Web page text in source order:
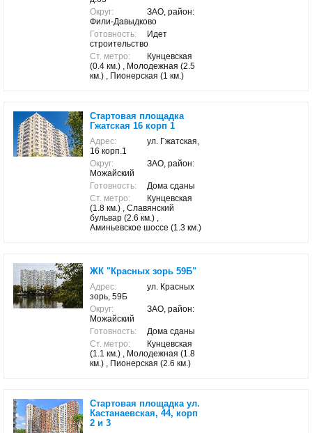
Округ:
ЗАО, район:
Фили-Давыдково
Готовность:
Идет
строительство
Ст. метро:
Кунцевская
(0.4 км.) , Молодежная (2.5
км.) , Пионерская (1 км.)
Стартовая площадка
Гжатская 16 корп 1
Адрес:
ул. Гжатская,
16 корп.1
Округ:
ЗАО, район:
Можайский
Готовность:
Дома сданы
Ст. метро:
Кунцевская
(1.8 км.) , Славянский
бульвар (2.6 км.) ,
Аминьевское шоссе (1.3 км.)
ЖК "Красных зорь 59Б"
Адрес:
ул. Красных
зорь, 59Б
Округ:
ЗАО, район:
Можайский
Готовность:
Дома сданы
Ст. метро:
Кунцевская
(1.1 км.) , Молодежная (1.8
км.) , Пионерская (2.6 км.)
Стартовая площадка ул.
Кастанаевская, 44, корп
2 и 3